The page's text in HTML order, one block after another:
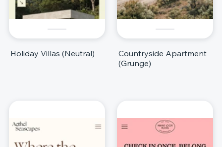
Holiday Villas (Neutral)
Countryside Apartment
(Grunge)